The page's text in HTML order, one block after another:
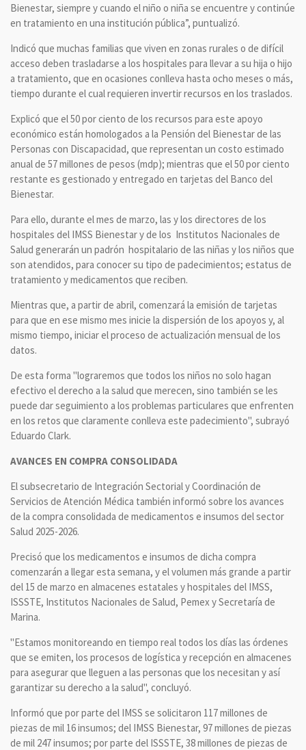
Bienestar, siempre y cuando el niño o niña se encuentre y continúe
en tratamiento en una institución pública”, puntualizó.
Indicó que muchas familias que viven en zonas rurales o de difícil
acceso deben trasladarse a los hospitales para llevar a su hija o hijo
a tratamiento, que en ocasiones conlleva hasta ocho meses o más,
tiempo durante el cual requieren invertir recursos en los traslados.
Explicó que el 50 por ciento de los recursos para este apoyo
económico están homologados a la Pensión del Bienestar de las
Personas con Discapacidad, que representan un costo estimado
anual de 57 millones de pesos (mdp); mientras que el 50 por ciento
restante es gestionado y entregado en tarjetas del Banco del
Bienestar.
Para ello, durante el mes de marzo, las y los directores de los
hospitales del IMSS Bienestar y de los Institutos Nacionales de
Salud generarán un padrón hospitalario de las niñas y los niños que
son atendidos, para conocer su tipo de padecimientos; estatus de
tratamiento y medicamentos que reciben.
Mientras que, a partir de abril, comenzará la emisión de tarjetas
para que en ese mismo mes inicie la dispersión de los apoyos y, al
mismo tiempo, iniciar el proceso de actualización mensual de los
datos.
De esta forma "lograremos que todos los niños no solo hagan
efectivo el derecho a la salud que merecen, sino también se les
puede dar seguimiento a los problemas particulares que enfrenten
en los retos que claramente conlleva este padecimiento", subrayó
Eduardo Clark.
AVANCES EN COMPRA CONSOLIDADA
El subsecretario de Integración Sectorial y Coordinación de
Servicios de Atención Médica también informó sobre los avances
de la compra consolidada de medicamentos e insumos del sector
Salud 2025-2026.
Precisó que los medicamentos e insumos de dicha compra
comenzarán a llegar esta semana, y el volumen más grande a partir
del 15 de marzo en almacenes estatales y hospitales del IMSS,
ISSSTE, Institutos Nacionales de Salud, Pemex y Secretaría de
Marina.
"Estamos monitoreando en tiempo real todos los días las órdenes
que se emiten, los procesos de logística y recepción en almacenes
para asegurar que lleguen a las personas que los necesitan y así
garantizar su derecho a la salud", concluyó.
Informó que por parte del IMSS se solicitaron 117 millones de
piezas de mil 16 insumos; del IMSS Bienestar, 97 millones de piezas
de mil 247 insumos; por parte del ISSSTE, 38 millones de piezas de